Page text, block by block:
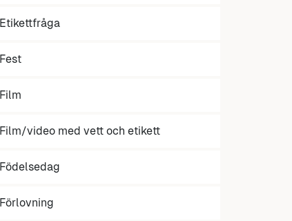
Etikettfråga
Fest
Film
Film/video med vett och etikett
Födelsedag
Förlovning